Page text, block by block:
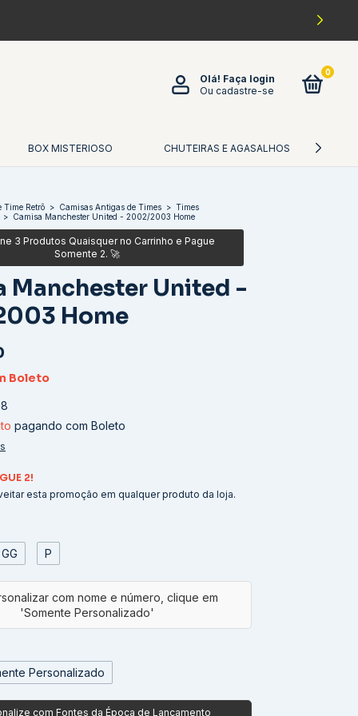
Olá! Faça login
Ou cadastre-se
0
BOX MISTERIOSO CHUTEIRAS E AGASALHOS
Time Retrô > Camisas Antigas de Times > Times
> Camisa Manchester United - 2002/2003 Home
Manchester United -
Home
Boleto
pagando com Boleto
2!
esta promoção em qualquer produto da loja.
GG P
Personalizado